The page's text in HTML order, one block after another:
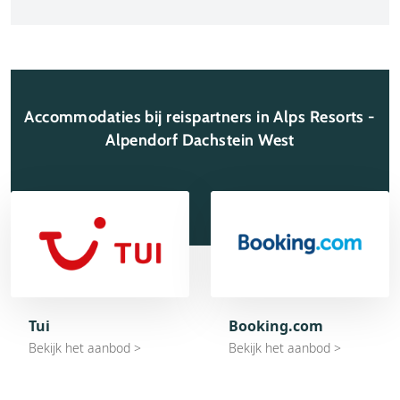
Accommodaties bij reispartners in Alps Resorts -
Alpendorf Dachstein West
Tui
Bekijk het aanbod >
Booking.com
Bekijk het aanbod >